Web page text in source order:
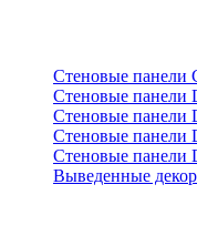
Стеновые панели
Стеновые панели
Стеновые панели
Стеновые панели
Стеновые панели
Выведенные